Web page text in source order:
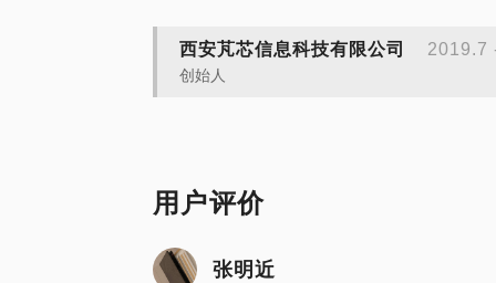
西安芃芯信息科技有限公司 2019.7
创始人
用户评价
张明近